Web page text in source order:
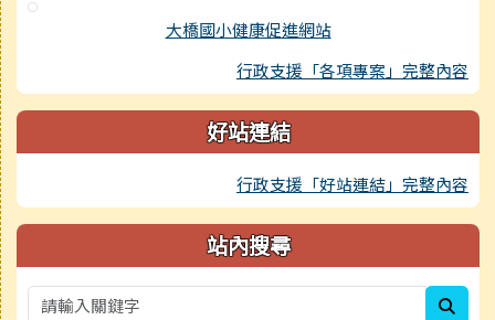
大橋國小健康促進網站
行政支援「各項專案」完整內容
好站連結
行政支援「好站連結」完整內容
站內搜尋